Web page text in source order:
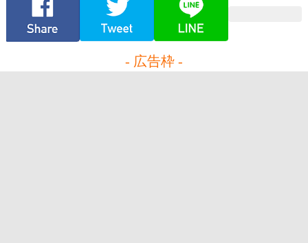
- 広告枠 -